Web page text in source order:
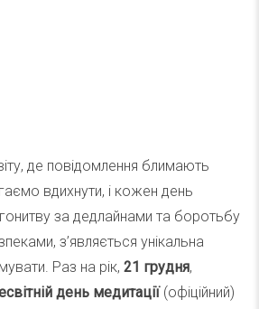
де повідомлення блимають
вдихнути, і кожен день
за дедлайнами та боротьбу
з’являється унікальна
Раз на рік, 21 грудня,
день медитації(офіційний)